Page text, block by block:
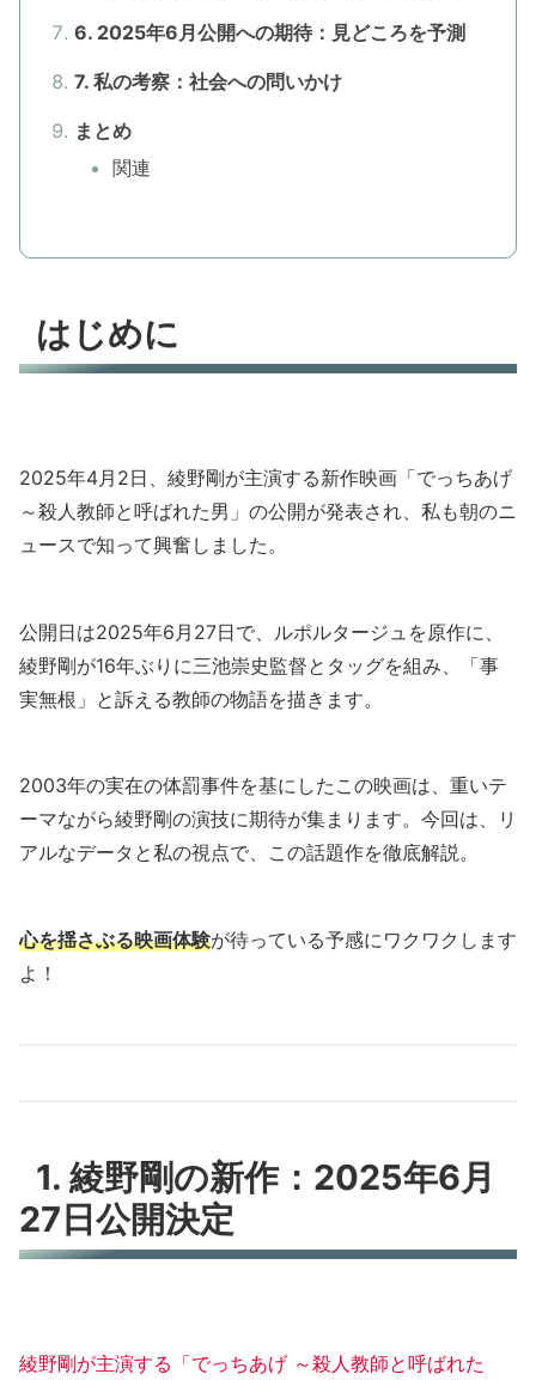
6. 2025年6月公開への期待：見どころを予測
7. 私の考察：社会への問いかけ
まとめ
関連
はじめに
2025年4月2日、綾野剛が主演する新作映画「でっちあげ
～殺人教師と呼ばれた男」の公開が発表され、私も朝のニ
ュースで知って興奮しました。
公開日は2025年6月27日で、ルポルタージュを原作に、
綾野剛が16年ぶりに三池崇史監督とタッグを組み、「事
実無根」と訴える教師の物語を描きます。
2003年の実在の体罰事件を基にしたこの映画は、重いテ
ーマながら綾野剛の演技に期待が集まります。今回は、リ
アルなデータと私の視点で、この話題作を徹底解説。
心を揺さぶる映画体験が待っている予感にワクワクします
よ！
1. 綾野剛の新作：2025年6月
27日公開決定
綾野剛が主演する「でっちあげ ～殺人教師と呼ばれた